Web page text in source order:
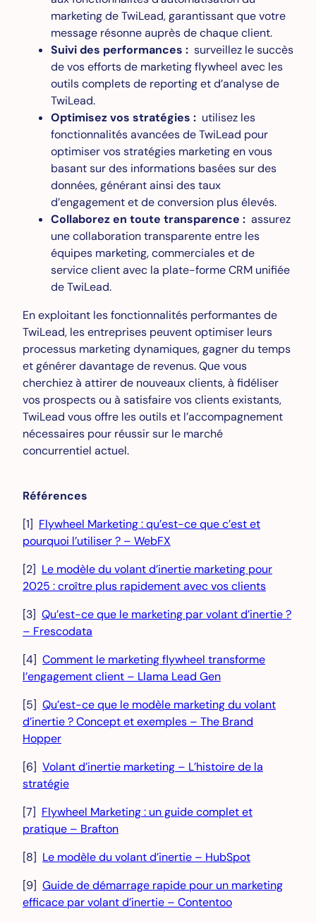
marketing de TwiLead, garantissant que votre
message résonne auprès de chaque client.
Suivi des performances : surveillez le succès
de vos efforts de marketing flywheel avec les
outils complets de reporting et d’analyse de
TwiLead.
Optimisez vos stratégies : utilisez les
fonctionnalités avancées de TwiLead pour
optimiser vos stratégies marketing en vous
basant sur des informations basées sur des
données, générant ainsi des taux
d’engagement et de conversion plus élevés.
Collaborez en toute transparence : assurez
une collaboration transparente entre les
équipes marketing, commerciales et de
service client avec la plate-forme CRM unifiée
de TwiLead.
En exploitant les fonctionnalités performantes de
TwiLead, les entreprises peuvent optimiser leurs
processus marketing dynamiques, gagner du temps
et générer davantage de revenus. Que vous
cherchiez à attirer de nouveaux clients, à fidéliser
vos prospects ou à satisfaire vos clients existants,
TwiLead vous offre les outils et l’accompagnement
nécessaires pour réussir sur le marché
concurrentiel actuel.
Références
[1] Flywheel Marketing : qu’est-ce que c’est et
pourquoi l’utiliser ? – WebFX
[2] Le modèle du volant d’inertie marketing pour
2025 : croître plus rapidement avec vos clients
[3] Qu’est-ce que le marketing par volant d’inertie ?
– Frescodata
[4] Comment le marketing flywheel transforme
l’engagement client – ​​Llama Lead Gen
[5] Qu’est-ce que le modèle marketing du volant
d’inertie ? Concept et exemples – The Brand
Hopper
[6] Volant d’inertie marketing – L’histoire de la
stratégie
[7] Flywheel Marketing : un guide complet et
pratique – Brafton
[8] Le modèle du volant d’inertie – HubSpot
[9] Guide de démarrage rapide pour un marketing
efficace par volant d’inertie – Contentoo